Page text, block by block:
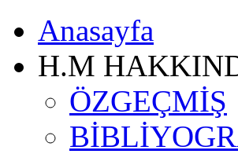
Anasayfa
H.M
ÖZGEÇMİŞ